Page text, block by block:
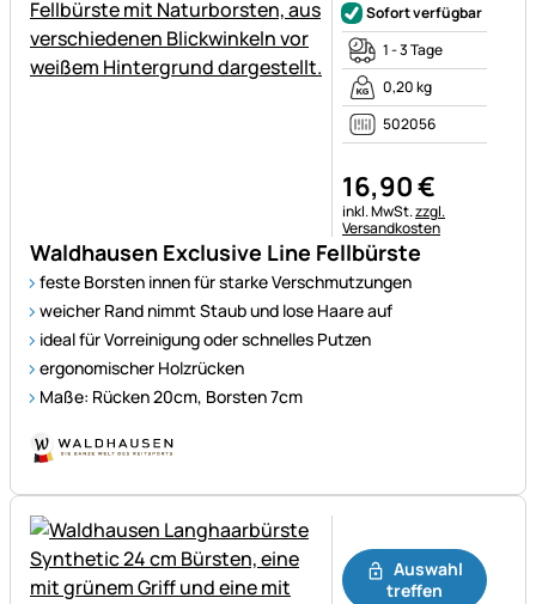
Waldhausen Exclusive Line Fellbürste
feste Borsten innen für starke Verschmutzungen
weicher Rand nimmt Staub und lose Haare auf
ideal für Vorreinigung oder schnelles Putzen
ergonomischer Holzrücken
Maße: Rücken 20cm, Borsten 7cm
Sofort verfügbar
1 - 3 Tage
0,20 kg
502056
16,90€
Steuerhinweis:
inkl. MwSt.zzgl.
Versandkosten
Auswahl
treffen